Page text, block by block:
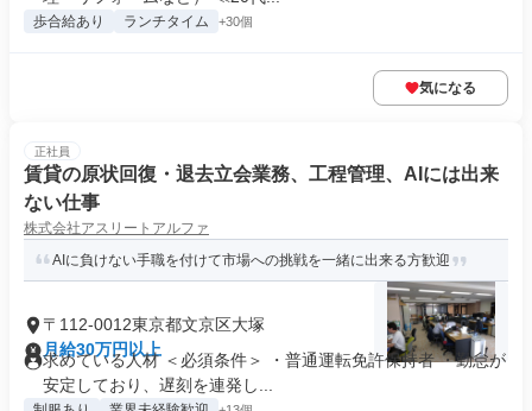
歩合給あり ランチタイム +30個
気になる
正社員
賃貸の原状回復・退去立会業務、工程管理、AIには出来
ない仕事
株式会社アスリートアルファ
AIに負けない手職を付けて市場への挑戦を一緒に出来る方歓迎
〒112-0012東京都文京区大塚
月給30万円以上
求めている人材 ＜必須条件＞ ・普通運転免許保持者 ・勤怠が
安定しており、遅刻を連発し...